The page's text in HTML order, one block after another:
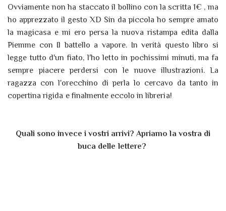
Ovviamente non ha staccato il bollino con la scritta 1€ , ma
ho apprezzato il gesto XD Sin da piccola ho sempre amato
la magicasa e mi ero persa la nuova ristampa edita dalla
Piemme con Il battello a vapore. In verità questo libro si
legge tutto d'un fiato, l'ho letto in pochissimi minuti, ma fa
sempre piacere perdersi con le nuove illustrazioni. La
ragazza con l'orecchino di perla lo cercavo da tanto in
copertina rigida e finalmente eccolo in libreria!
Quali sono invece i vostri arrivi? Apriamo la vostra di
buca delle lettere?